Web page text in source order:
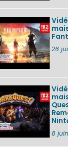
des
cinq
et
VOIR PLUS
26
8